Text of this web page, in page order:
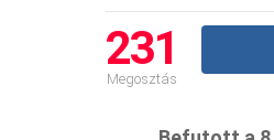
231
Megosztás